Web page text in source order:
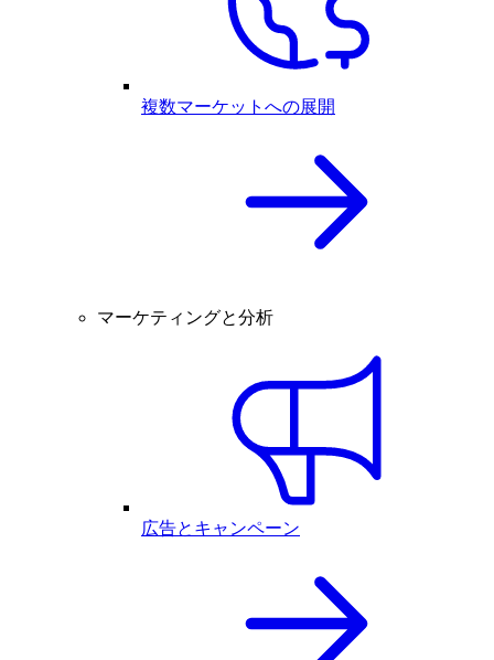
複数マーケットへの展開
マーケティングと分析
広告とキャンペーン